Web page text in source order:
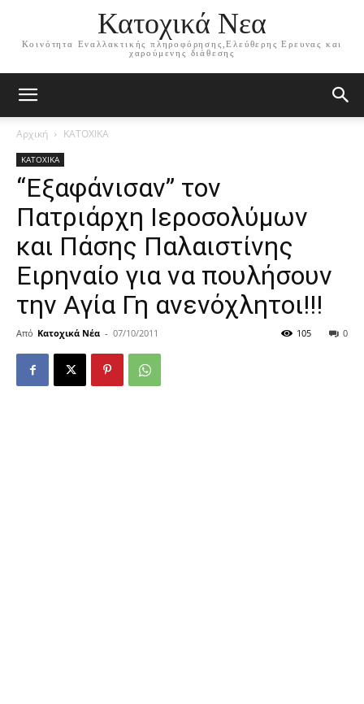
Κατοχικά Νεα
Κοινότητα Εναλλακτικής πληροφόρησης,Ελεύθερης Ερευνας και
χαρούμενης διάθεσης
Αρχική ΚΑΤΟΧΙΚΑ
ΚΑΤΟΧΙΚΑ
“Εξαφάνισαν” τον
Πατριάρχη Ιεροσολύμων
και Πάσης Παλαιστίνης
Ειρηναίο για να πουλήσουν
την Αγία Γη ανενόχλητοι!!!
Από Κατοχικά Νέα - 07/10/2011 0
105